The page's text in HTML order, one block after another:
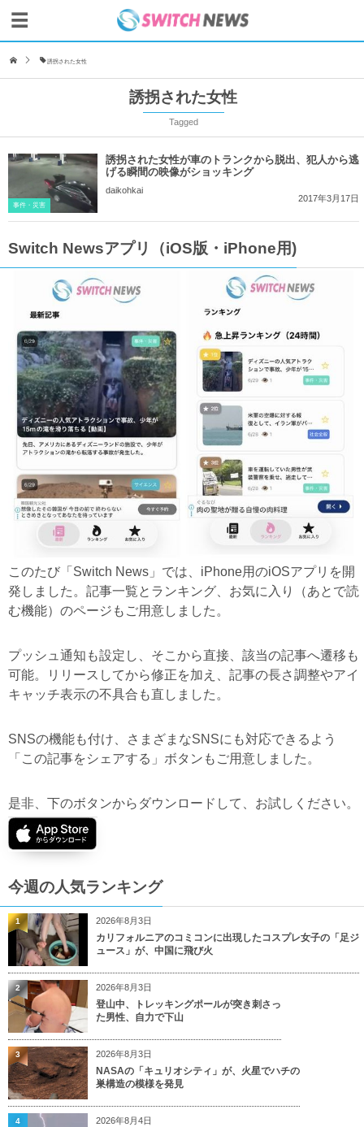
誘拐された女性
誘拐された女性
Tagged
事件・災害
誘拐された女性が車のトランクから脱出、犯人から逃
げる瞬間の映像がショッキング
daikohkai
2017年3月17日
Switch Newsアプリ（iOS版・iPhone用)
このたび「Switch News」では、iPhone用のiOSアプリを開
発しました。記事一覧とランキング、お気に入り（あとで読
む機能）のページもご用意しました。
プッシュ通知も設定し、そこから直接、該当の記事へ遷移も
可能。リリースしてから修正を加え、記事の長さ調整やアイ
キャッチ表示の不具合も直しました。
SNSの機能も付け、さまざまなSNSにも対応できるよう
「この記事をシェアする」ボタンもご用意しました。
是非、下のボタンからダウンロードして、お試しください。
今週の人気ランキング
2026年8月3日
カリフォルニアのコミコンに出現したコスプレ女子の「足ジ
ュース」が、中国に飛び火
1
2026年8月3日
登山中、トレッキングポールが突き刺さっ
た男性、自力で下山
2
2026年8月3日
NASAの「キュリオシティ」が、火星でハチの
巣構造の模様を発見
3
2026年8月4日
4